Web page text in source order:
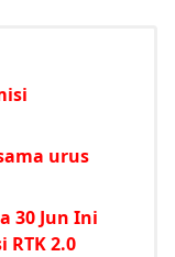
urus
30 Jun Ini
2.0